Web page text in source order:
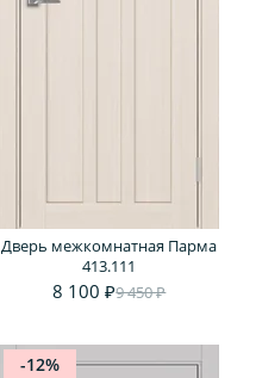
Дверь межкомнатная Парма
413.111
8 100 ₽9 450 ₽
-12%